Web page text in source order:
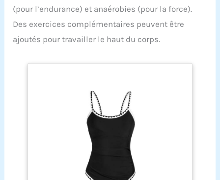
(pour l’endurance) et anaérobies (pour la force).
Des exercices complémentaires peuvent être
ajoutés pour travailler le haut du corps.